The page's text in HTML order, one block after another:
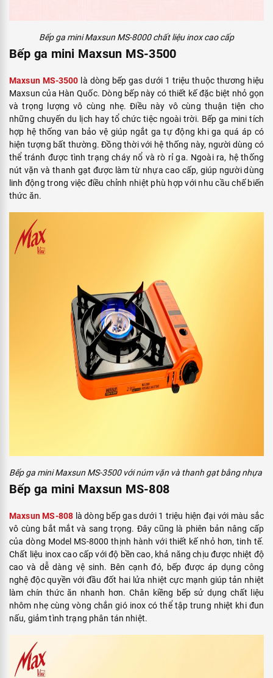
Bếp ga mini Maxsun MS-8000 chất liệu inox cao cấp
Bếp ga mini Maxsun MS-3500
Maxsun MS-3500 là dòng bếp gas dưới 1 triệu thuộc thương hiệu
Maxsun của Hàn Quốc. Dòng bếp này có thiết kế đặc biệt nhỏ gọn
và trọng lượng vô cùng nhẹ. Điều này vô cùng thuận tiện cho
những chuyến du lịch hay tổ chức tiệc ngoài trời. Bếp ga mini tích
hợp hệ thống van bảo vệ giúp ngắt ga tự động khi ga quá áp có
hiện tượng bất thường. Đồng thời với hệ thống này, người dùng có
thể tránh được tình trạng cháy nổ và rò rỉ ga. Ngoài ra, hệ thống
nút vặn và thanh gạt được làm từ nhựa cao cấp, giúp người dùng
linh động trong việc điều chỉnh nhiệt phù hợp với nhu cầu chế biến
thức ăn.
Bếp ga mini Maxsun MS-3500 với núm vặn và thanh gạt bằng nhựa
Bếp ga mini Maxsun MS-808
Maxsun MS-808 là dòng bếp gas dưới 1 triệu hiện đại với màu sắc
vô cùng bắt mắt và sang trọng. Đây cũng là phiên bản nâng cấp
của dòng Model MS-8000 thịnh hành với thiết kế nhỏ hơn, tinh tế.
Chất liệu inox cao cấp với độ bền cao, khả năng chịu được nhiệt độ
cao và dễ dàng vệ sinh. Bên cạnh đó, bếp được áp dụng công
nghệ độc quyền với đầu đốt hai lửa nhiệt cực mạnh giúp tản nhiệt
làm chín thức ăn nhanh hơn. Chân kiềng bếp sử dụng chất liệu
nhôm nhẹ cùng vòng chắn gió inox có thể tập trung nhiệt khi đun
nấu, giảm tình trạng phân tán nhiệt.